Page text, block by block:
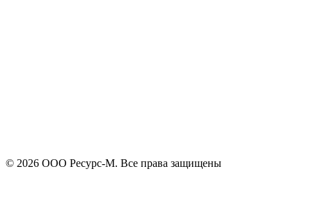
© 2026 ООО Ресурс-М. Все права защищены